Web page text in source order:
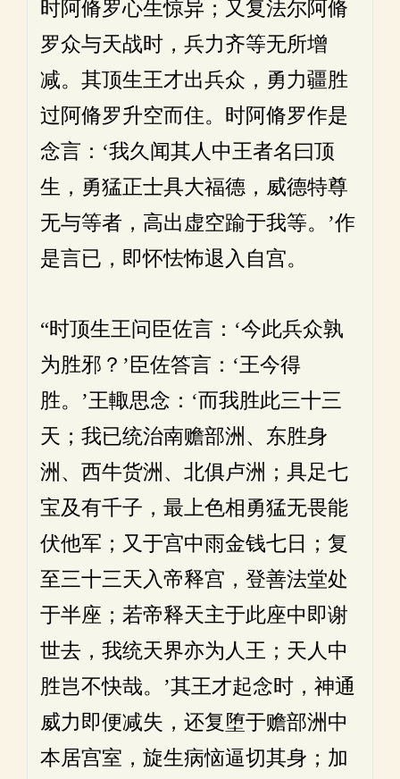
时阿脩罗心生惊异；又复法尔阿脩
罗众与天战时，兵力齐等无所增
减。其顶生王才出兵众，勇力疆胜
过阿脩罗升空而住。时阿脩罗作是
念言：‘我久闻其人中王者名曰顶
生，勇猛正士具大福德，威德特尊
无与等者，高出虚空踰于我等。’作
是言已，即怀怯怖退入自宫。
“时顶生王问臣佐言：‘今此兵众孰
为胜邪？’臣佐答言：‘王今得
胜。’王輙思念：‘而我胜此三十三
天；我已统治南赡部洲、东胜身
洲、西牛货洲、北俱卢洲；具足七
宝及有千子，最上色相勇猛无畏能
伏他军；又于宫中雨金钱七日；复
至三十三天入帝释宫，登善法堂处
于半座；若帝释天主于此座中即谢
世去，我统天界亦为人王；天人中
胜岂不快哉。’其王才起念时，神通
威力即便减失，还复堕于赡部洲中
本居宫室，旋生病恼逼切其身；加